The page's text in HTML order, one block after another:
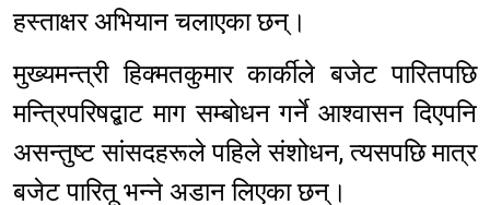
हस्ताक्षर अभियान चलाएका छन्।
मुख्यमन्त्री हिक्मतकुमार कार्कीले बजेट पारितपछि
मन्त्रिपरिषद्बाट माग सम्बोधन गर्ने आश्वासन दिएपनि
असन्तुष्ट सांसदहरूले पहिले संशोधन, त्यसपछि मात्र
बजेट पारितू भन्ने अडान लिएका छन्।